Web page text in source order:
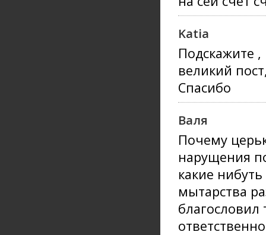
Katia
Подскажите ,
великий
Спасибо
Валя
Почему
нарущения
какие
мытарства
благословил